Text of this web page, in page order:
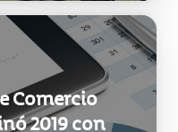
Comercio
2019 con